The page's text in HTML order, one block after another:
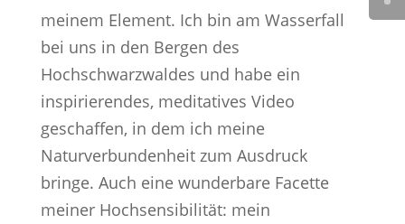
meinem Element. Ich bin am Wasserfall
bei uns in den Bergen des
Hochschwarzwaldes und habe ein
inspirierendes, meditatives Video
geschaffen, in dem ich meine
Naturverbundenheit zum Ausdruck
bringe. Auch eine wunderbare Facette
meiner Hochsensibilität: mein